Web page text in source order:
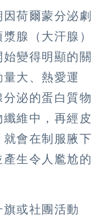
荷爾蒙分泌劇
腺（大汗腺）
變得明顯的關
大、熱愛運
泌的蛋白質物
維中，再經皮
會在制服腋下
生令人尷尬的
或社團活動